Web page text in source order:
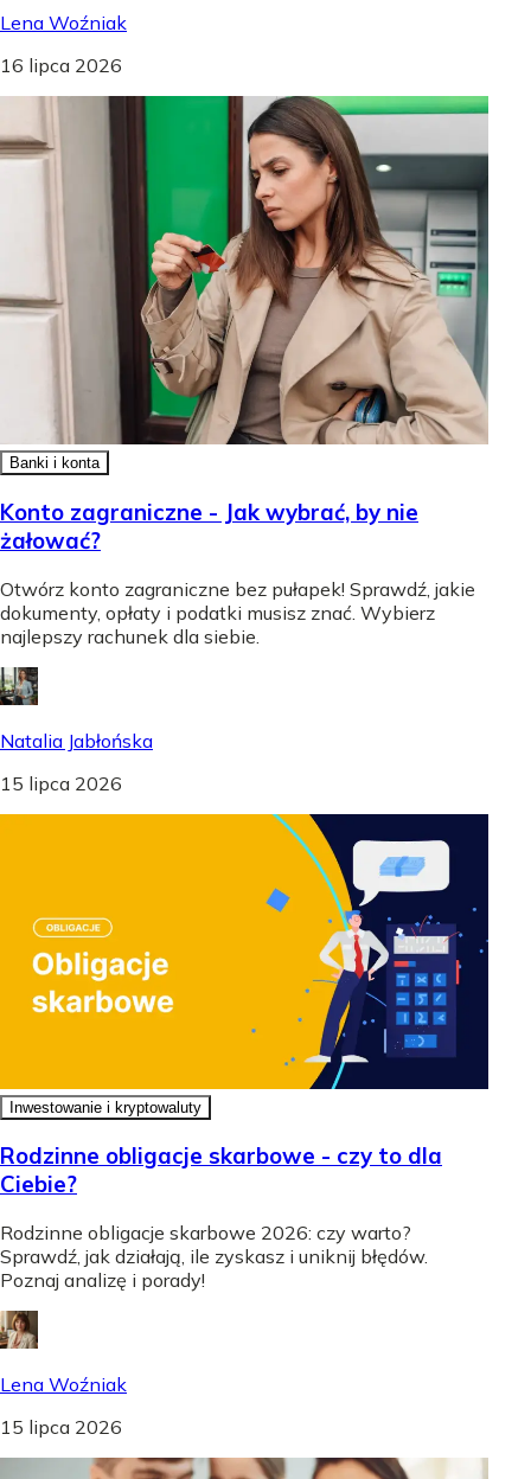
Lena Woźniak
16 lipca 2026
Banki i konta
Konto zagraniczne - Jak wybrać, by nie
żałować?
Otwórz konto zagraniczne bez pułapek! Sprawdź, jakie
dokumenty, opłaty i podatki musisz znać. Wybierz
najlepszy rachunek dla siebie.
Natalia Jabłońska
15 lipca 2026
Inwestowanie i kryptowaluty
Rodzinne obligacje skarbowe - czy to dla
Ciebie?
Rodzinne obligacje skarbowe 2026: czy warto?
Sprawdź, jak działają, ile zyskasz i uniknij błędów.
Poznaj analizę i porady!
Lena Woźniak
15 lipca 2026